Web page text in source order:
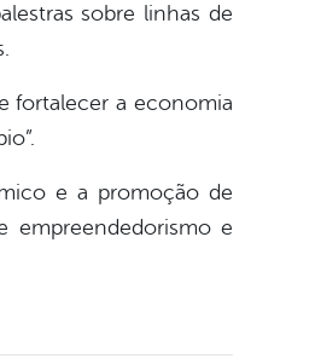
sobre linhas de
fortalecer a economia
e a promoção de
empreendedorismo e